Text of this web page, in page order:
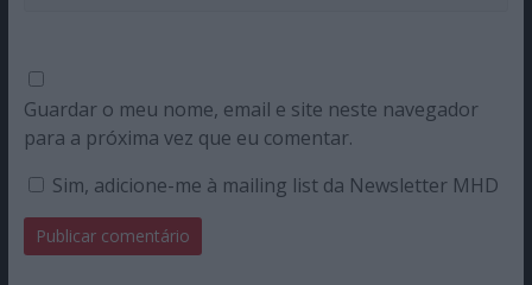
Guardar o meu nome, email e site neste navegador
para a próxima vez que eu comentar.
Sim, adicione-me à mailing list da Newsletter MHD